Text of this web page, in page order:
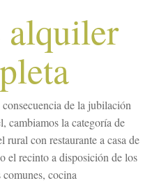
alquiler
de la jubilación
cambiamos la categoría de
rural con restaurante a casa de
el recinto a disposición de los
comunes, cocina